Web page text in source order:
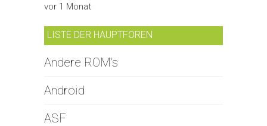
vor 1 Monat
LISTE DER HAUPTFOREN
Andere ROM's
Android
ASF